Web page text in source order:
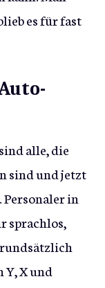
es für fast
alle, die
sind und jetzt
in
sprachlos,
Y, X und